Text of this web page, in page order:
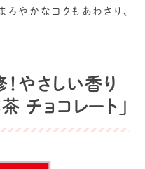
ろやかなコクもあわさり、
！やさしい香り
チョコレート」